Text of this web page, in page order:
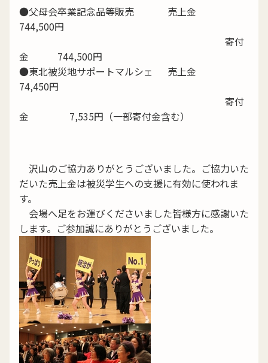
●父母会卒業記念品等販売 売上金
744,500円
寄付
金 744,500円
●東北被災地サポートマルシェ 売上金
74,450円
寄付
金 7,535円（一部寄付金含む）
沢山のご協力ありがとうございました。ご協力いた
だいた売上金は被災学生への支援に有効に使われま
す。
会場へ足をお運びくださいました皆様方に感謝いた
します。ご参加誠にありがとうございました。